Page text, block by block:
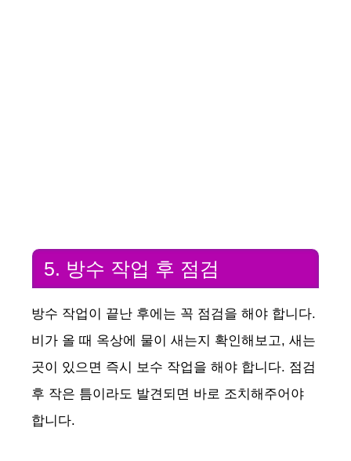
5. 방수 작업 후 점검
방수 작업이 끝난 후에는 꼭 점검을 해야 합니다.
비가 올 때 옥상에 물이 새는지 확인해보고, 새는
곳이 있으면 즉시 보수 작업을 해야 합니다. 점검
후 작은 틈이라도 발견되면 바로 조치해주어야
합니다.